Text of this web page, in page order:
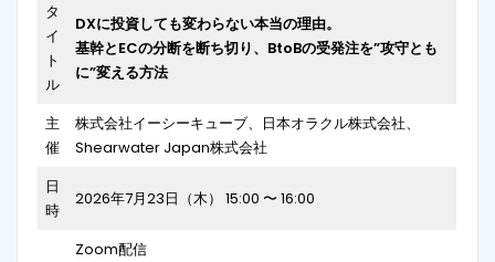
タ
イ
ト
ル
DXに投資しても変わらない本当の理由。
基幹とECの分断を断ち切り、BtoBの受発注を”攻守とも
に”変える方法
主
催
株式会社イーシーキューブ、日本オラクル株式会社、
Shearwater Japan株式会社
日
時
2026年7月23日（木） 15:00 〜 16:00
Zoom配信